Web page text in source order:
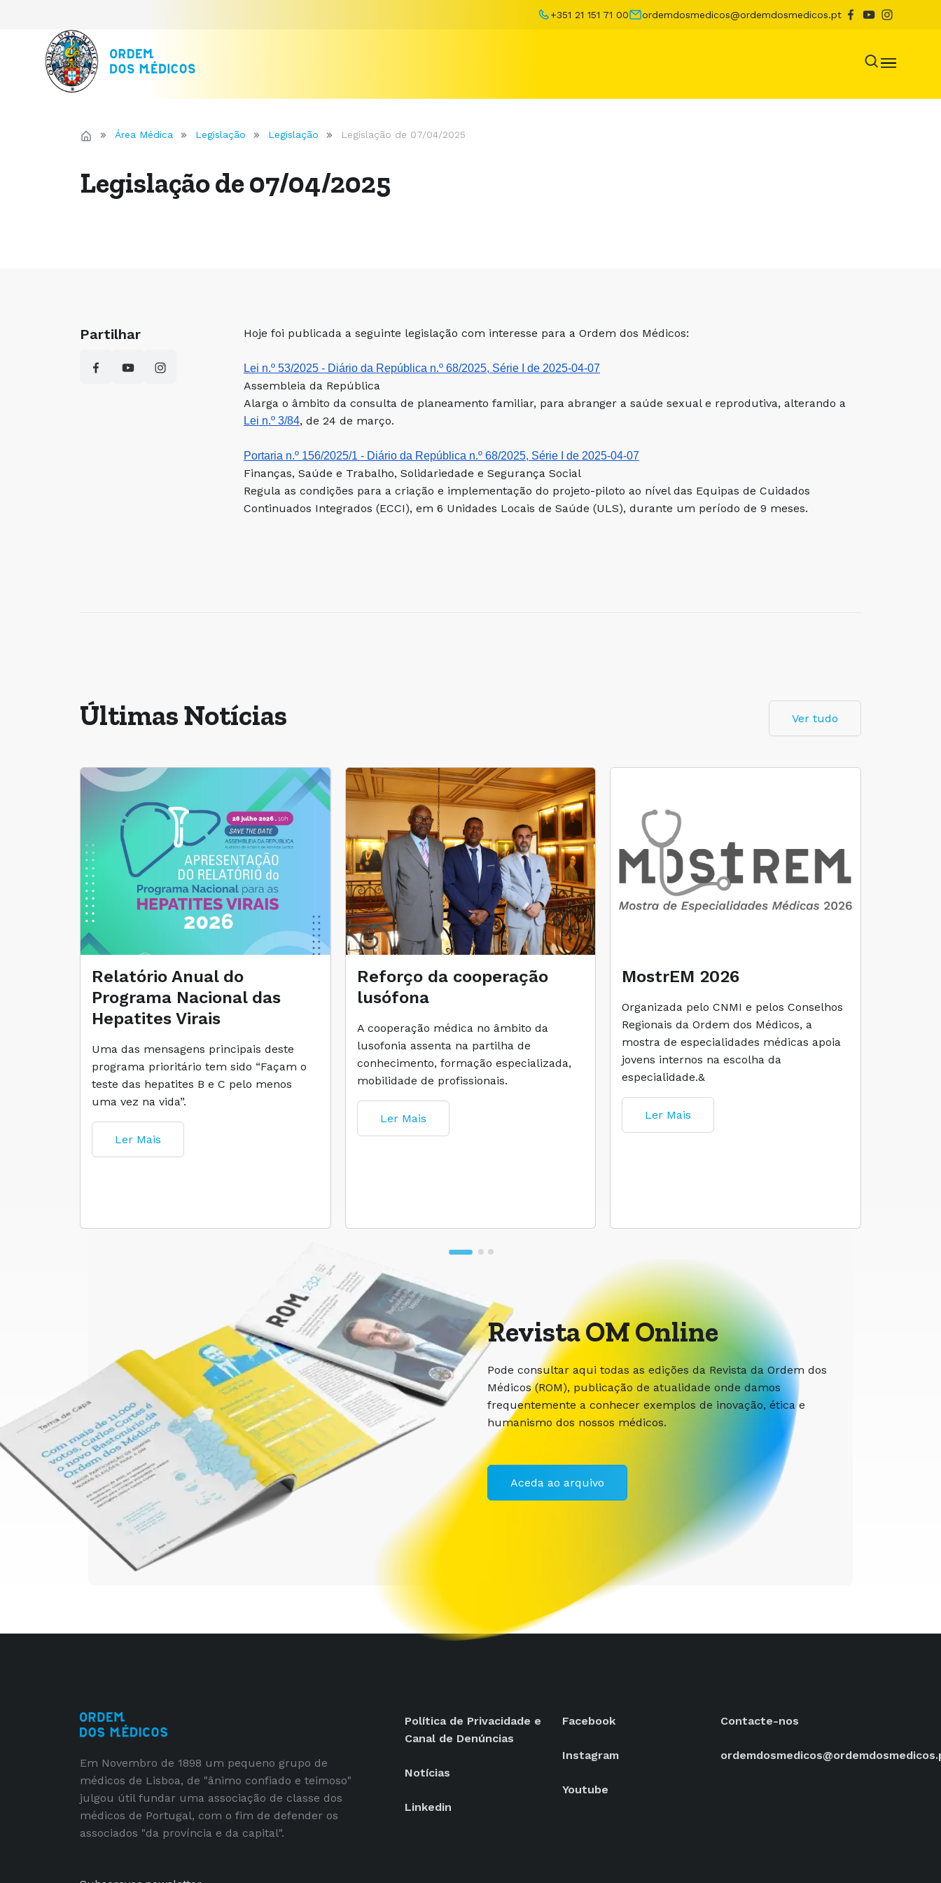
+351 21 151 71 00 ordemdosmedicos@ordemdosmedicos.pt
Área Médica Legislação Legislação Legislação de 07/04/2025
Legislação de 07/04/2025
Partilhar Hoje foi publicada a seguinte legislação com interesse para a Ordem dos Médicos:
Lei n.º 53/2025 - Diário da República n.º 68/2025, Série I de 2025-04-07
Assembleia da República
Alarga o âmbito da consulta de planeamento familiar, para abranger a saúde sexual e reprodutiva, alterando a
Lei n.º 3/84, de 24 de março.
Portaria n.º 156/2025/1 - Diário da República n.º 68/2025, Série I de 2025-04-07
Finanças, Saúde e Trabalho, Solidariedade e Segurança Social
Regula as condições para a criação e implementação do projeto-piloto ao nível das Equipas de Cuidados
Continuados Integrados (ECCI), em 6 Unidades Locais de Saúde (ULS), durante um período de 9 meses.
Últimas Notícias Ver tudo
Relatório Anual do
Programa Nacional das
Hepatites Virais
Uma das mensagens principais deste
programa prioritário tem sido “Façam o
teste das hepatites B e C pelo menos
uma vez na vida”.
Ler Mais
Reforço da cooperação
lusófona
A cooperação médica no âmbito da
lusofonia assenta na partilha de
conhecimento, formação especializada,
mobilidade de profissionais.
Ler Mais
MostrEM 2026
Organizada pelo CNMI e pelos Conselhos
Regionais da Ordem dos Médicos, a
mostra de especialidades médicas apoia
jovens internos na escolha da
especialidade.&
Ler Mais
Revista OM Online
Pode consultar aqui todas as edições da Revista da Ordem dos
Médicos (ROM), publicação de atualidade onde damos
frequentemente a conhecer exemplos de inovação, ética e
humanismo dos nossos médicos.
Aceda ao arquivo
Em Novembro de 1898 um pequeno grupo de
médicos de Lisboa, de "ânimo confiado e teimoso"
julgou útil fundar uma associação de classe dos
médicos de Portugal, com o fim de defender os
associados "da província e da capital".
Política de Privacidade e
Canal de Denúncias
Notícias
Linkedin
Facebook
Instagram
Youtube
Contacte-nos